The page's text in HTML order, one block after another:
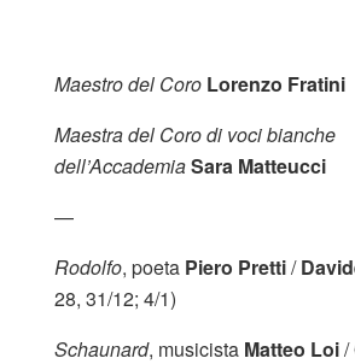
Maestro del Coro Lorenzo Fratini
Maestra del Coro di voci bianche
dell’AccademiaSara Matteucci
—
Rodolfo, poeta Piero Pretti/
28, 31/12; 4/1)
Schaunard, musicista Matteo Loi/